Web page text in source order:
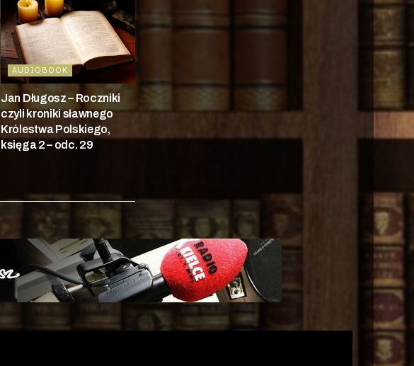
AUDIOBOOK
Jan Długosz – Roczniki
czyli kroniki sławnego
Królestwa Polskiego,
księga 2 – odc. 29